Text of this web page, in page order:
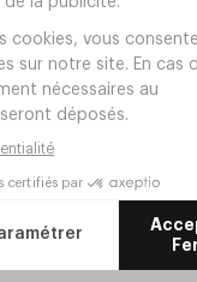
1 480